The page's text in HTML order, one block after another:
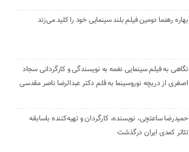
بهاره رهنما دومین فیلم بلند سینمایی خود را کلید می‌زند
نگاهی به فیلم سینمایی نغمه به نویسندگی و کارگردانی سجاد
اصغری از دریچه نوروسینما به قلم دکتر عبدالرضا ناصر مقدسی
حمیدرضا ساعتچی، نویسنده، کارگردان و تهیه‌کننده باسابقه
تئاتر کمدی ایران درگذشت